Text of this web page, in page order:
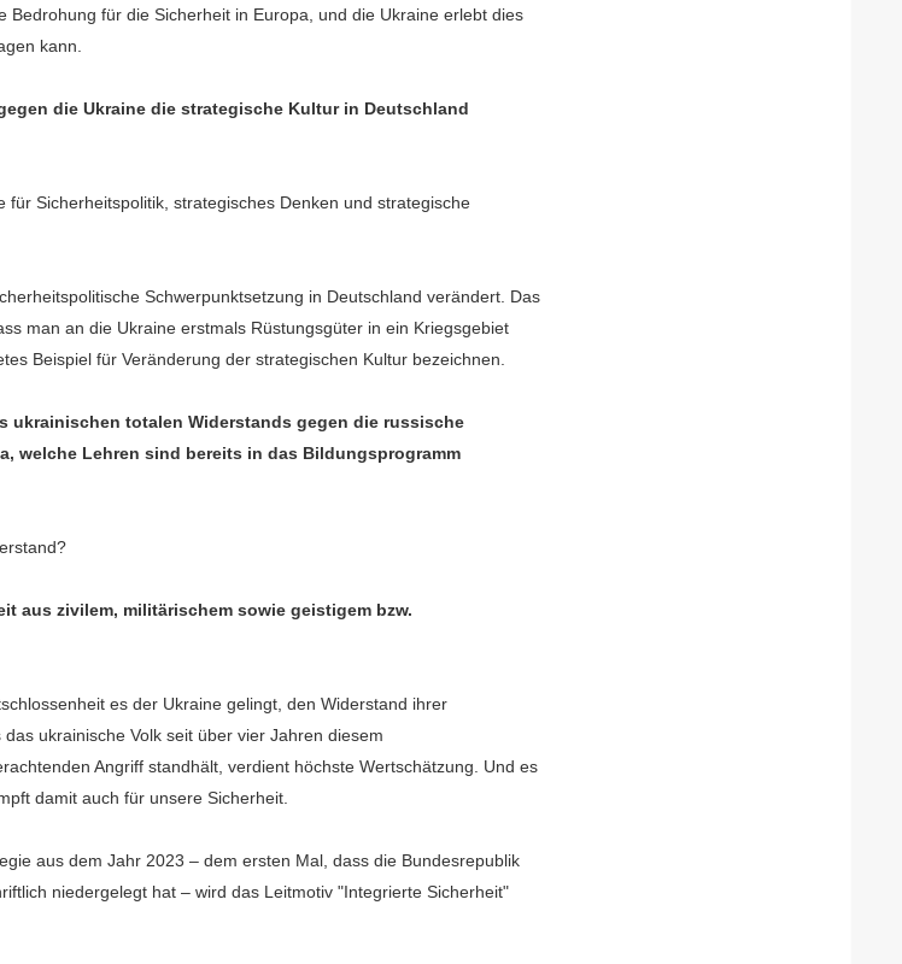
Bedrohung für die Sicherheit in Europa, und die Ukraine erlebt dies
kann.
die Ukraine die strategische Kultur in Deutschland
für Sicherheitspolitik, strategisches Denken und strategische
Schwerpunktsetzung in Deutschland verändert. Das
man an die Ukraine erstmals Rüstungsgüter in ein Kriegsgebiet
Beispiel für Veränderung der strategischen Kultur bezeichnen.
ukrainischen totalen Widerstands gegen die russische
welche Lehren sind bereits in das Bildungsprogramm
aus zivilem, militärischem sowie geistigem bzw.
es der Ukraine gelingt, den Widerstand ihrer
ukrainische Volk seit über vier Jahren diesem
Angriff standhält, verdient höchste Wertschätzung. Und es
damit auch für unsere Sicherheit.
aus dem Jahr 2023 – dem ersten Mal, dass die Bundesrepublik
niedergelegt hat – wird das Leitmotiv "Integrierte Sicherheit"